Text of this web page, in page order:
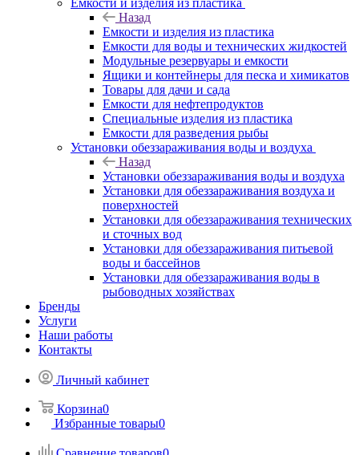
Емкости и изделия из пластика
Назад
Емкости и изделия из пластика
Емкости для воды и технических жидкостей
Модульные резервуары и емкости
Ящики и контейнеры для песка и химикатов
Товары для дачи и сада
Емкости для нефтепродуктов
Специальные изделия из пластика
Емкости для разведения рыбы
Установки обеззараживания воды и воздуха
Назад
Установки обеззараживания воды и воздуха
Установки для обеззараживания воздуха и
поверхностей
Установки для обеззараживания технических
и сточных вод
Установки для обеззараживания питьевой
воды и бассейнов
Установки для обеззараживания воды в
рыбоводных хозяйствах
Бренды
Услуги
Наши работы
Контакты
Личный кабинет
Корзина0
Избранные товары0